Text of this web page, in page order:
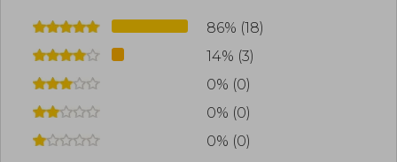
86% (18)
14% (3)
0% (0)
0% (0)
0% (0)